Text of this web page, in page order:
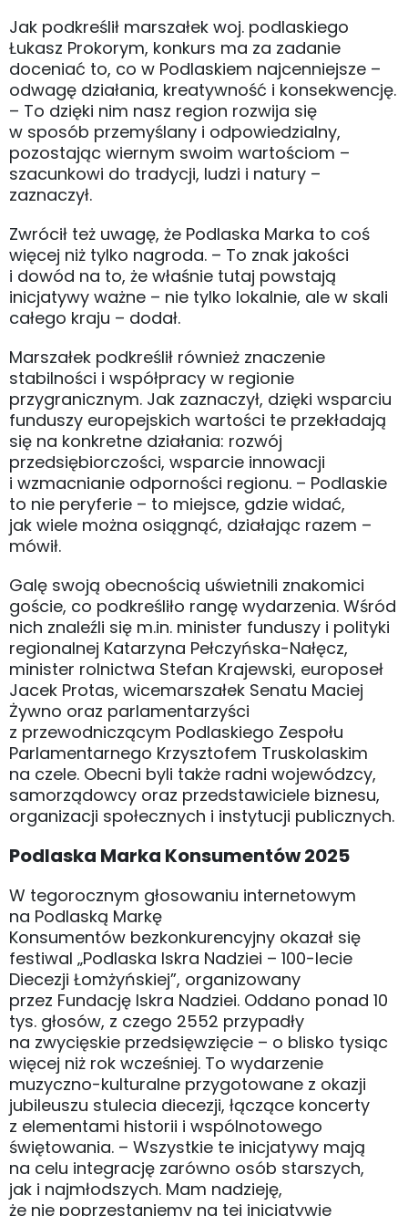
Jak podkreślił marszałek woj. podlaskiego
Łukasz Prokorym, konkurs ma za zadanie
doceniać to, co w Podlaskiem najcenniejsze –
odwagę działania, kreatywność i konsekwencję.
– To dzięki nim nasz region rozwija się
w sposób przemyślany i odpowiedzialny,
pozostając wiernym swoim wartościom –
szacunkowi do tradycji, ludzi i natury –
zaznaczył.
Zwrócił też uwagę, że Podlaska Marka to coś
więcej niż tylko nagroda. – To znak jakości
i dowód na to, że właśnie tutaj powstają
inicjatywy ważne – nie tylko lokalnie, ale w skali
całego kraju – dodał.
Marszałek podkreślił również znaczenie
stabilności i współpracy w regionie
przygranicznym. Jak zaznaczył, dzięki wsparciu
funduszy europejskich wartości te przekładają
się na konkretne działania: rozwój
przedsiębiorczości, wsparcie innowacji
i wzmacnianie odporności regionu. – Podlaskie
to nie peryferie – to miejsce, gdzie widać,
jak wiele można osiągnąć, działając razem –
mówił.
Galę swoją obecnością uświetnili znakomici
goście, co podkreśliło rangę wydarzenia. Wśród
nich znaleźli się m.in. minister funduszy i polityki
regionalnej Katarzyna Pełczyńska-Nałęcz,
minister rolnictwa Stefan Krajewski, europoseł
Jacek Protas, wicemarszałek Senatu Maciej
Żywno oraz parlamentarzyści
z przewodniczącym Podlaskiego Zespołu
Parlamentarnego Krzysztofem Truskolaskim
na czele. Obecni byli także radni wojewódzcy,
samorządowcy oraz przedstawiciele biznesu,
organizacji społecznych i instytucji publicznych.
Podlaska Marka Konsumentów 2025
W tegorocznym głosowaniu internetowym
na Podlaską Markę
Konsumentów bezkonkurencyjny okazał się
festiwal „Podlaska Iskra Nadziei – 100-lecie
Diecezji Łomżyńskiej”, organizowany
przez Fundację Iskra Nadziei. Oddano ponad 10
tys. głosów, z czego 2552 przypadły
na zwycięskie przedsięwzięcie – o blisko tysiąc
więcej niż rok wcześniej. To wydarzenie
muzyczno-kulturalne przygotowane z okazji
jubileuszu stulecia diecezji, łączące koncerty
z elementami historii i wspólnotowego
świętowania. – Wszystkie te inicjatywy mają
na celu integrację zarówno osób starszych,
jak i najmłodszych. Mam nadzieję,
że nie poprzestaniemy na tej inicjatywie